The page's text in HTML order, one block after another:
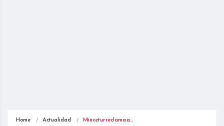
Home Actualidad Mincetur reclama a…